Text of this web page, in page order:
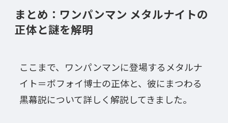
まとめ：ワンパンマン メタルナイトの
正体と謎を解明
ここまで、ワンパンマンに登場するメタルナ
イト＝ボフォイ博士の正体と、彼にまつわる
黒幕説について詳しく解説してきました。